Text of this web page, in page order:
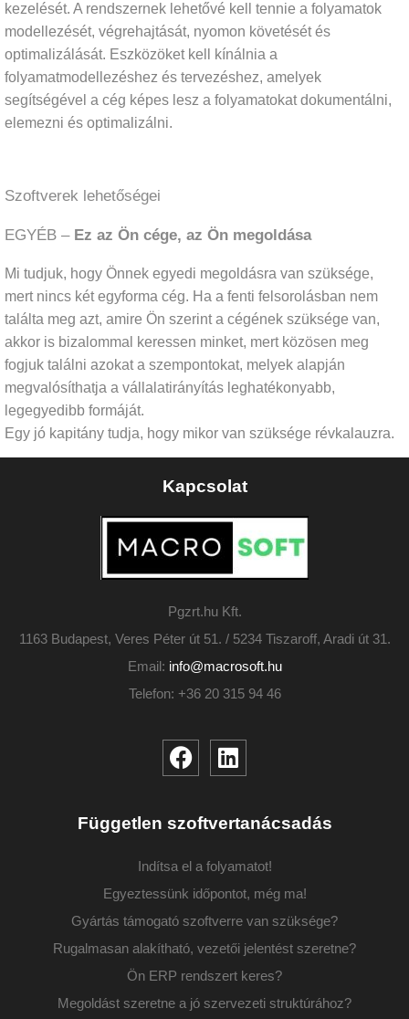
kezelését. A rendszernek lehetővé kell tennie a folyamatok
modellezését, végrehajtását, nyomon követését és
optimalizálását. Eszközöket kell kínálnia a
folyamatmodellezéshez és tervezéshez, amelyek
segítségével a cég képes lesz a folyamatokat dokumentálni,
elemezni és optimalizálni.
Szoftverek lehetőségei
EGYÉB – Ez az Ön cége, az Ön megoldása
Mi tudjuk, hogy Önnek egyedi megoldásra van szüksége,
mert nincs két egyforma cég. Ha a fenti felsorolásban nem
találta meg azt, amire Ön szerint a cégének szüksége van,
akkor is bizalommal keressen minket, mert közösen meg
fogjuk találni azokat a szempontokat, melyek alapján
megvalósíthatja a vállalatirányítás leghatékonyabb,
legegyedibb formáját.
Egy jó kapitány tudja, hogy mikor van szüksége révkalauzra.
Kapcsolat
Pgzrt.hu Kft.
1163 Budapest, Veres Péter út 51. / 5234 Tiszaroff, Aradi út 31.
Email: info@macrosoft.hu
Telefon: +36 20 315 94 46
Független szoftvertanácsadás
Indítsa el a folyamatot!
Egyeztessünk időpontot, még ma!
Gyártás támogató szoftverre van szüksége?
Rugalmasan alakítható, vezetői jelentést szeretne?
Ön ERP rendszert keres?
Megoldást szeretne a jó szervezeti struktúrához?